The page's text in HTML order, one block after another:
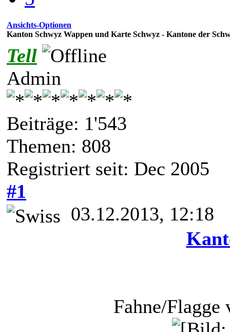
Ansichts-Optionen
Kanton Schwyz Wappen und Karte Schwyz - Kantone der
Tell
Admin
Beiträge: 1'543
Themen: 808
Registriert seit: Dec 2005
#1
03.12.2013, 12:18
Fahne/